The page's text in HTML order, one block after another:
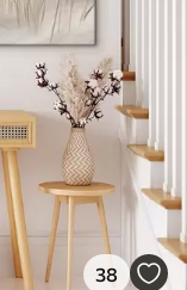
38